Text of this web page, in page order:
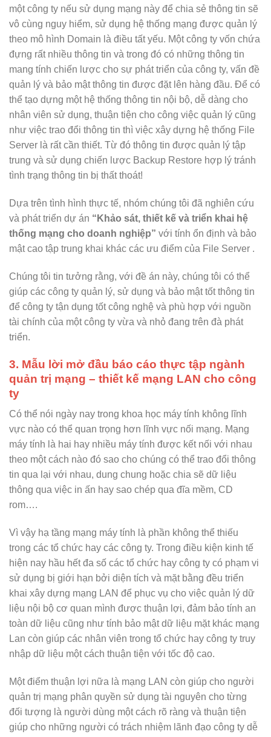
một công ty nếu sử dụng mạng này để chia sẻ thông tin sẽ
vô cùng nguy hiểm, sử dụng hệ thống mạng được quản lý
theo mô hình Domain là điều tất yếu. Một công ty vốn chứa
đựng rất nhiều thông tin và trong đó có những thông tin
mang tính chiến lược cho sự phát triển của công ty, vấn đề
quản lý và bảo mật thông tin được đặt lên hàng đầu. Để có
thể tạo dựng một hệ thống thông tin nội bộ, dễ dàng cho
nhân viên sử dụng, thuận tiện cho công việc quản lý cũng
như việc trao đổi thông tin thì việc xây dựng hệ thống File
Server là rất cần thiết. Từ đó thông tin được quản lý tập
trung và sử dụng chiến lược Backup Restore hợp lý tránh
tình trạng thông tin bị thất thoát!
Dựa trên tình hình thực tế, nhóm chúng tôi đã nghiên cứu
và phát triển dự án “Khảo sát, thiết kế và triển khai hệ
thống mạng cho doanh nghiệp” với tính ổn định và bảo
mật cao tập trung khai khác các ưu điểm của File Server .
Chúng tôi tin tưởng rằng, với đề án này, chúng tôi có thể
giúp các công ty quản lý, sử dụng và bảo mật tốt thông tin
để công ty tận dụng tốt công nghệ và phù hợp với nguồn
tài chính của một công ty vừa và nhỏ đang trên đà phát
triển.
3. Mẫu lời mở đầu báo cáo thực tập ngành
quản trị mạng – thiết kế mạng LAN cho công
ty
Có thể nói ngày nay trong khoa học máy tính không lĩnh
vực nào có thể quan trọng hơn lĩnh vực nối mạng. Mạng
máy tính là hai hay nhiều máy tính được kết nối với nhau
theo một cách nào đó sao cho chúng có thể trao đổi thông
tin qua lại với nhau, dung chung hoặc chia sẽ dữ liệu
thông qua việc in ấn hay sao chép qua đĩa mềm, CD
rom….
Vì vậy hạ tầng mạng máy tính là phần không thể thiếu
trong các tổ chức hay các công ty. Trong điều kiện kinh tế
hiện nay hầu hết đa số các tổ chức hay công ty có phạm vi
sử dụng bị giới hạn bởi diện tích và mặt bằng đều triển
khai xây dựng mạng LAN để phục vụ cho việc quản lý dữ
liệu nội bộ cơ quan mình được thuận lợi, đảm bảo tính an
toàn dữ liệu cũng như tính bảo mật dữ liệu mặt khác mạng
Lan còn giúp các nhân viên trong tổ chức hay công ty truy
nhập dữ liệu một cách thuận tiện với tốc độ cao.
Một điểm thuận lợi nữa là mạng LAN còn giúp cho người
quản trị mạng phân quyền sử dụng tài nguyên cho từng
đối tượng là người dùng một cách rõ ràng và thuận tiện
giúp cho những người có trách nhiệm lãnh đạo công ty dễ